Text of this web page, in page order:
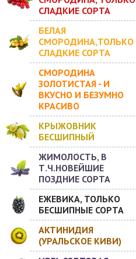
СЛАДКИЕ СОРТА
БЕЛАЯ
СМОРОДИНА,ТОЛЬКО
СЛАДКИЕ СОРТА
СМОРОДИНА
ЗОЛОТИСТАЯ - И
ВКУСНО И БЕЗУМНО
КРАСИВО
КРЫЖОВНИК
БЕСШИПНЫЙ
ЖИМОЛОСТЬ, В
Т.Ч.НОВЕЙШИЕ
ПОЗДНИЕ СОРТА
ЕЖЕВИКА, ТОЛЬКО
БЕСШИПНЫЕ СОРТА
АКТИНИДИЯ
(УРАЛЬСКОЕ КИВИ)